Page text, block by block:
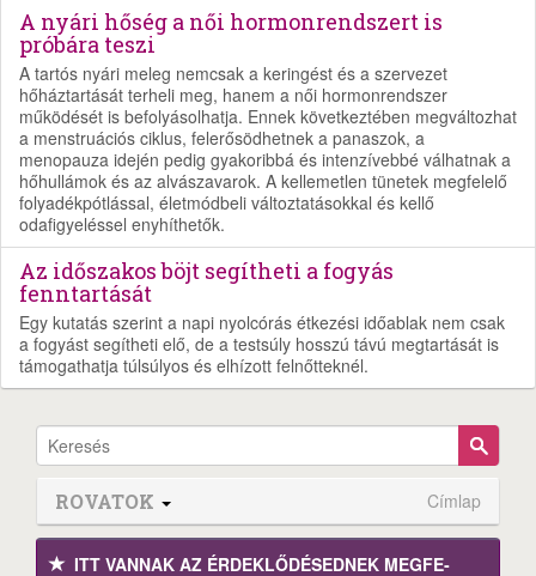
A nyári hőség a női hormonrendszert is
próbára teszi
A tartós nyári meleg nemcsak a keringést és a szervezet
hőháztartását terheli meg, hanem a női hormonrendszer
működését is befolyásolhatja. Ennek következtében megváltozhat
a menstruációs ciklus, felerősödhetnek a panaszok, a
menopauza idején pedig gyakoribbá és intenzívebbé válhatnak a
hőhullámok és az alvászavarok. A kellemetlen tünetek megfelelő
folyadékpótlással, életmódbeli változtatásokkal és kellő
odafigyeléssel enyhíthetők.
Az időszakos böjt segítheti a fogyás
fenntartását
Egy kutatás szerint a napi nyolcórás étkezési időablak nem csak
a fogyást segítheti elő, de a testsúly hosszú távú megtartását is
támogathatja túlsúlyos és elhízott felnőtteknél.
ROVATOK Címlap
ITT VANNAK AZ ÉRDEK­LŐDÉ­SEDNEK MEGFE­